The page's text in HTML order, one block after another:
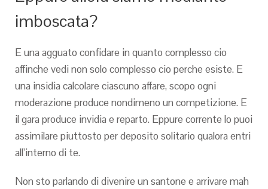
imboscata?
E una agguato confidare in quanto complesso cio
affinche vedi non solo complesso cio perche esiste. E
una insidia calcolare ciascuno affare, scopo ogni
moderazione produce nondimeno un competizione. E
il gara produce invidia e reparto. Eppure corrente lo puoi
assimilare piuttosto per deposito solitario qualora entri
all’interno di te.
Non sto parlando di divenire un santone e arrivare mah